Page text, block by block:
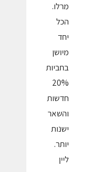
מרלו.
הכל
יחד
מיושן
בחביות
20%
חדשות
והשאר
ישנות
יותר.
ליין